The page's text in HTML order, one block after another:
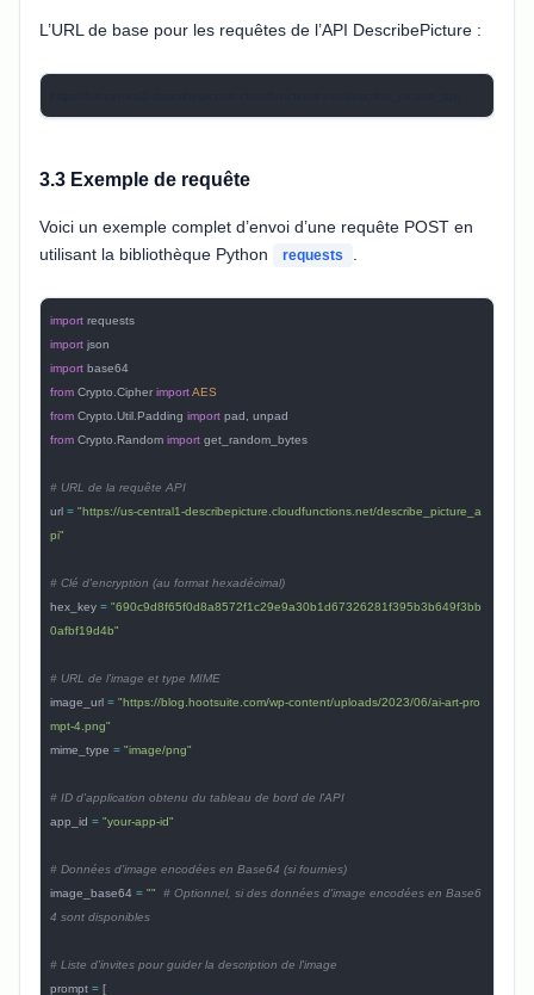
L’URL de base pour les requêtes de l’API DescribePicture :
3.3 Exemple de requête
Voici un exemple complet d’envoi d’une requête POST en
utilisant la bibliothèque Python
requests
import requests
import json
import base64
from Crypto.Cipher import AES
from Crypto.Util.Padding import pad, unpad
from Crypto.Random import get_random_bytes
# URL de la requête API
url = "https://us-central1-describepicture.cloudfunctions.net/describe_picture_a
pi"
# Clé d'encryption (au format hexadécimal)
hex_key = "690c9d8f65f0d8a8572f1c29e9a30b1d67326281f395b3b649f3bb
0afbf19d4b"
# URL de l'image et type MIME
image_url = "https://blog.hootsuite.com/wp-content/uploads/2023/06/ai-art-pro
mpt-4.png"
mime_type = "image/png"
# ID d'application obtenu du tableau de bord de l'API
app_id = "your-app-id"
# Données d'image encodées en Base64 (si fournies)
image_base64 = ""
  # Optionnel, si des données d'image encodées en Base6
4 sont disponibles
# Liste d'invites pour guider la description de l'image
prompt = [